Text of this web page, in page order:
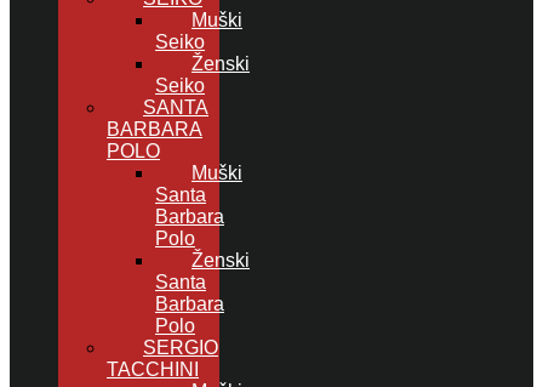
Muški
Seiko
Ženski
Seiko
SANTA
BARBARA
POLO
Muški
Santa
Barbara
Polo
Ženski
Santa
Barbara
Polo
SERGIO
TACCHINI